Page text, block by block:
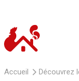
Accueil
Découvrez